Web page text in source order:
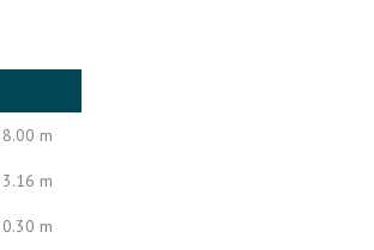
8.00 m
3.16 m
0.30 m